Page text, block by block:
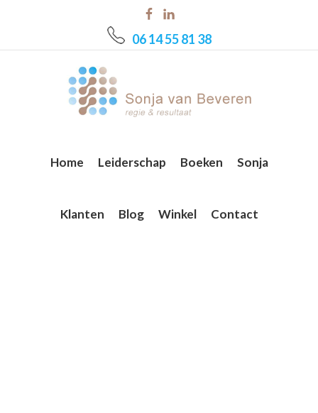
06 14 55 81 38
Home Leiderschap Boeken Sonja
Klanten Blog Winkel Contact